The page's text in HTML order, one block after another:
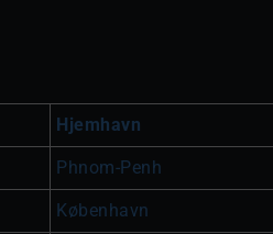
Hjemhavn
Phnom-Penh
København